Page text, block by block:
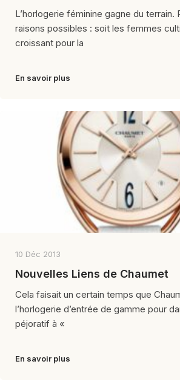
L’horlogerie féminine gagne du terrain.
raisons possibles : soit les femmes
croissant pour la
En savoir plus
10 Déc 2013
Nouvelles Liens de Chaumet
Cela faisait un certain temps que
l’horlogerie d’entrée de gamme pour
péjoratif à «
En savoir plus